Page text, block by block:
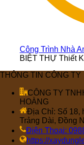
Công Trình Nhà
BIỆT THỰ Thiết
THÔNG TIN CÔNG TY
CÔNG TY
HOÀNG
Địa Chỉ: Số 18,
Trảng Dài, Đồng
Điện Thoại:
https://